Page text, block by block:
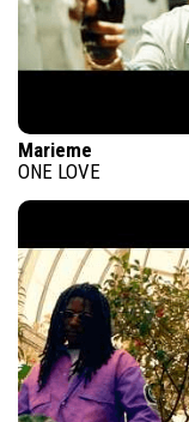
Marieme
ONE LOVE